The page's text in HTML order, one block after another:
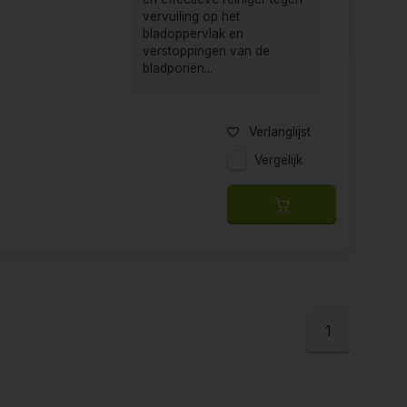
vervuiling op het
bladoppervlak en
verstoppingen van de
bladporiën...
Verlanglijst
Vergelijk
1